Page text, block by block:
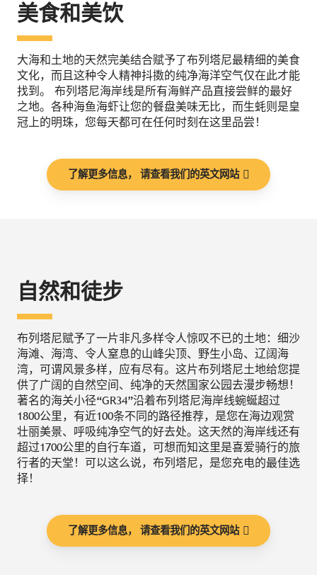
美食和美饮
大海和土地的天然完美结合赋予了布列塔尼最精细的美食
文化，而且这种令人精神抖擞的纯净海洋空气仅在此才能
找到。 布列塔尼海岸线是所有海鲜产品直接尝鲜的最好
之地。各种海鱼海虾让您的餐盘美味无比，而生蚝则是皇
冠上的明珠，您每天都可在任何时刻在这里品尝！
了解更多信息， 请查看我们的英文网站
自然和徒步
布列塔尼赋予了一片非凡多样令人惊叹不已的土地：细沙
海滩、海湾、令人窒息的山峰尖顶、野生小岛、辽阔海
湾，可谓风景多样，应有尽有。这片布列塔尼土地给您提
供了广阔的自然空间、纯净的天然国家公园去漫步畅想！
著名的海关小径“GR34”沿着布列塔尼海岸线蜿蜒超过
1800公里，有近100条不同的路径推荐，是您在海边观赏
壮丽美景、呼吸纯净空气的好去处。这天然的海岸线还有
超过1700公里的自行车道，可想而知这里是喜爱骑行的旅
行者的天堂！可以这么说，布列塔尼，是您充电的最佳选
择！
了解更多信息， 请查看我们的英文网站